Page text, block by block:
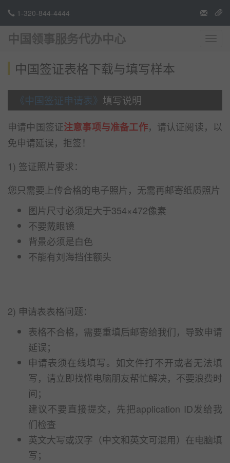
1-320-844-4444
中国领事服务代办中心
中国签证表格下载与填写样本
《中国签证申请表》 填写说明
申请中国签证注意事项与准备工作，请认证阅读，以
免申请延误，拒签！
1) 签证照片要求：
您只需要上传合格的电子照片，无需再邮寄纸质照片
图片尺寸必须足大于354×472像素
不要戴眼镜
背景必须是白色
不能有刘海挡住额头
2) 申请表表格问题：
表格不合格，需要重填后邮寄给我们，导致申请
延误；
申请表须在线填写。如文件打不开或者无法填
写，请立即找懂电脑朋友帮忙解决，不要浪费时
间；
建议不要直接提交，先把application ID发给我
们检查
英文大写或汉字（中文和英文可混用）在电脑填
写；